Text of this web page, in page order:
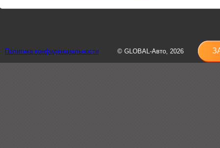
8
Политика конфиденциальности © GLOBAL-Авто, 2026